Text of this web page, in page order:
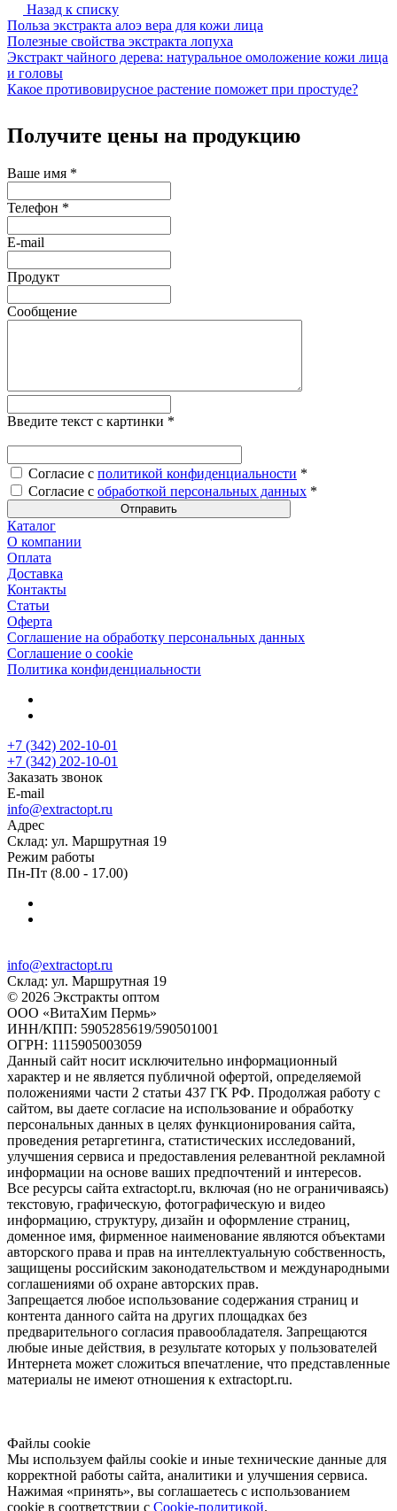
Назад к списку
Польза экстракта алоэ вера для кожи лица
Полезные свойства экстракта лопуха
Экстракт чайного дерева: натуральное омоложение кожи лица
и головы
Какое противовирусное растение поможет при простуде?
Получите цены на продукцию
Ваше имя *
Телефон *
E-mail
Продукт
Сообщение
Введите текст с картинки *
Согласие с политикой конфиденциальности *
Согласие с обработкой персональных данных *
Каталог
О компании
Оплата
Доставка
Контакты
Статьи
Оферта
Соглашение на обработку персональных данных
Соглашение о cookie
Политика конфиденциальности
+7 (342) 202-10-01
+7 (342) 202-10-01
Заказать звонок
E-mail
info@extractopt.ru
Адрес
Склад: ул. Маршрутная 19
Режим работы
Пн-Пт (8.00 - 17.00)
info@extractopt.ru
Склад: ул. Маршрутная 19
© 2026 Экстракты оптом
ООО «ВитаХим Пермь»
ИНН/КПП: 5905285619/590501001
ОГРН: 1115905003059
Данный сайт носит исключительно информационный
характер и не является публичной офертой, определяемой
положениями части 2 статьи 437 ГК РФ. Продолжая работу с
сайтом, вы даете согласие на использование и обработку
персональных данных в целях функционирования сайта,
проведения ретаргетинга, статистических исследований,
улучшения сервиса и предоставления релевантной рекламной
информации на основе ваших предпочтений и интересов.
Все ресурсы сайта extractopt.ru, включая (но не ограничиваясь)
текстовую, графическую, фотографическую и видео
информацию, структуру, дизайн и оформление страниц,
доменное имя, фирменное наименование являются объектами
авторского права и прав на интеллектуальную собственность,
защищены российским законодательством и международными
соглашениями об охране авторских прав.
Запрещается любое использование содержания страниц и
контента данного сайта на других площадках без
предварительного согласия правообладателя. Запрещаются
любые иные действия, в результате которых у пользователей
Интернета может сложиться впечатление, что представленные
материалы не имеют отношения к extractopt.ru.
Файлы cookie
Мы используем файлы cookie и иные технические данные для
корректной работы сайта, аналитики и улучшения сервиса.
Нажимая «принять», вы соглашаетесь с использованием
cookie в соответствии с Cookie-политикой.